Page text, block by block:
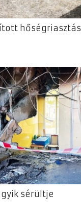
hőségriasztás
sérültje